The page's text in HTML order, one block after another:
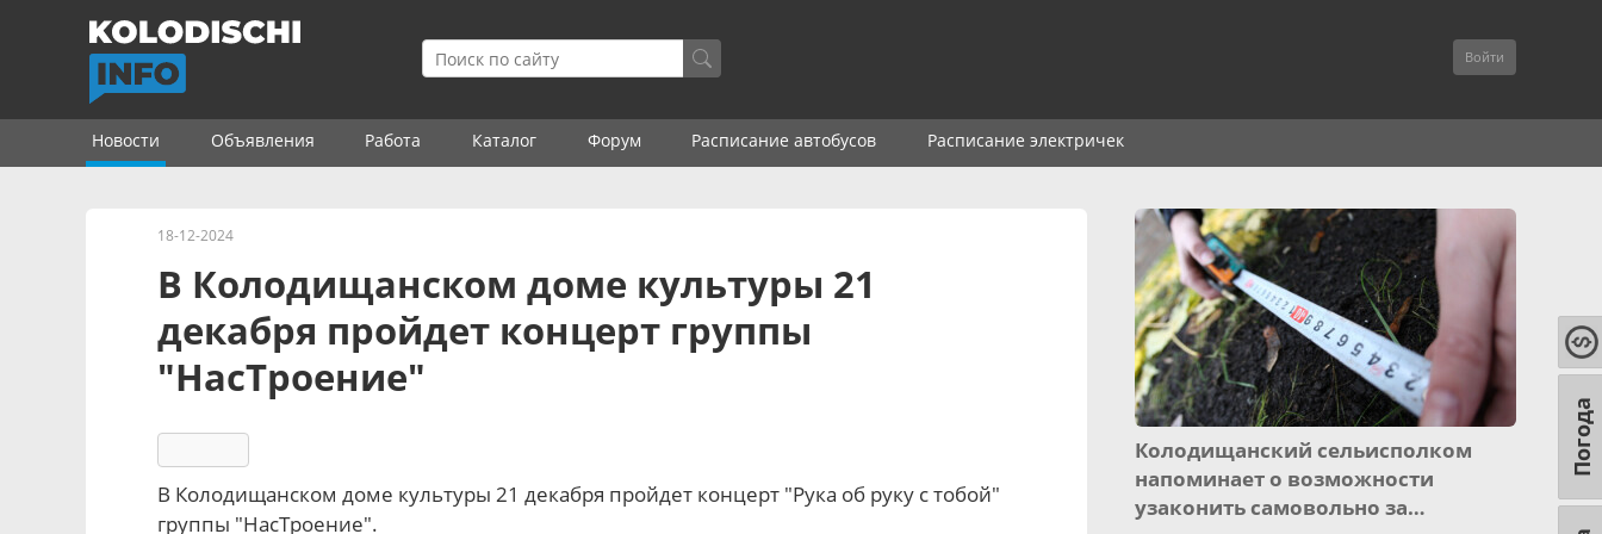
Войти
Новости Объявления Работа Каталог Форум Расписание автобусов Расписание электричек
18-12-2024
В Колодищанском доме культуры 21
декабря пройдет концерт группы
"НасТроение"
В Колодищанском доме культуры 21 декабря пройдет концерт "Рука об руку с тобой"
группы "НасТроение".
Колодищанский сельисполком
напоминает о возможности
узаконить самовольно за…
Погода